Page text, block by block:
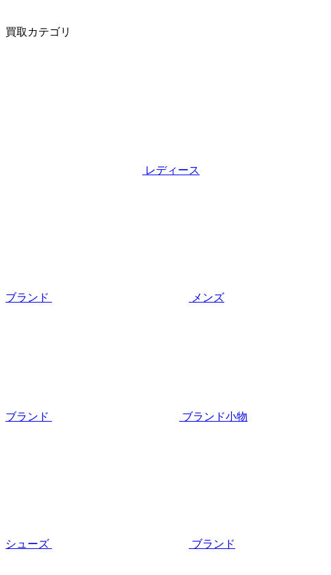
買取カテゴリ
レディース
ブランド メンズ
ブランド ブランド小物
シューズ ブランド